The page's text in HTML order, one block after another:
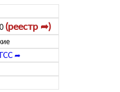
(реестр ➦)
➦